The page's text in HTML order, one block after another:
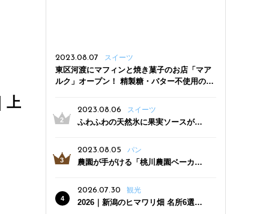
上
2023.08.07 スイーツ
東区河渡にマフィンと焼き菓子のお店「マア
ルク」オープン！ 精製糖・バター不使用の体
2023.08.06
スイーツ
ふわふわの天然氷に果実ソースがた
三条駅近くにオープン
2023.08.05 パン
農園が手がける「桃川農園ベーカリ
った焼きたてパンのほか、ジェラー
トやスムージーも
2026.07.30 観光
2026｜新潟のヒマワリ畑 名所6選